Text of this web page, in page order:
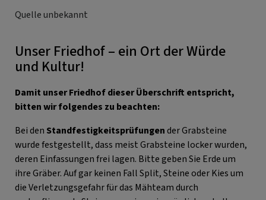
Quelle unbekannt
Unser Friedhof – ein Ort der Würde
und Kultur!
Damit unser Friedhof dieser Überschrift entspricht,
bitten wir folgendes zu beachten:
Bei den Standfestigkeitsprüfungender Grabsteine
wurde festgestellt, dass meist Grabsteine locker wurden,
deren Einfassungen frei lagen. Bitte geben Sie Erde um
ihre Gräber. Auf gar keinen Fall Split, Steine oder Kies um
die Verletzungsgefahr für das Mähteam durch